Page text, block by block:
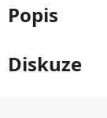
Popis
Diskuze